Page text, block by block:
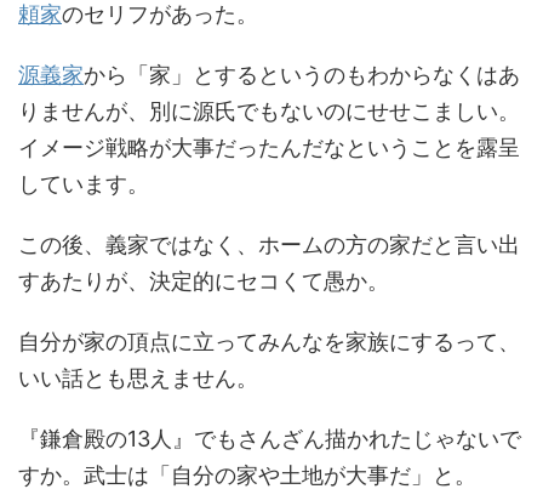
頼家のセリフがあった。
源義家から「家」とするというのもわからなくはあ
りませんが、別に源氏でもないのにせせこましい。
イメージ戦略が大事だったんだなということを露呈
しています。
この後、義家ではなく、ホームの方の家だと言い出
すあたりが、決定的にセコくて愚か。
自分が家の頂点に立ってみんなを家族にするって、
いい話とも思えません。
『鎌倉殿の13人』でもさんざん描かれたじゃないで
すか。武士は「自分の家や土地が大事だ」と。